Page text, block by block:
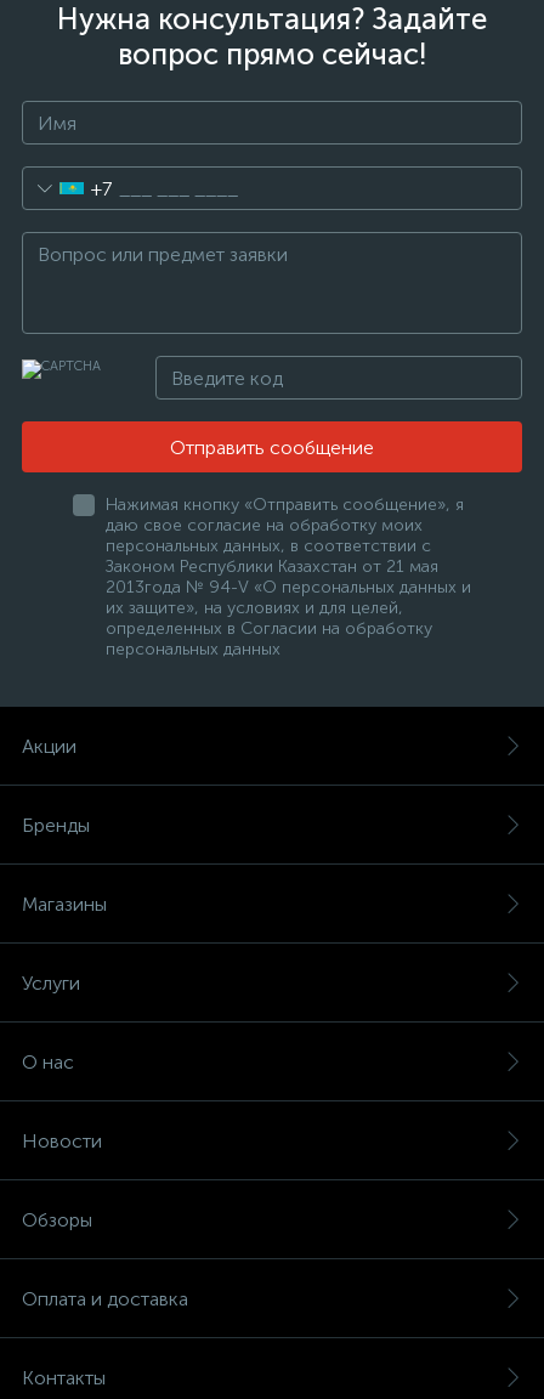
Нужна консультация? Задайте
вопрос прямо сейчас!
+7
Отправить сообщение
Нажимая кнопку «Отправить сообщение», я
даю свое согласие на обработку моих
персональных данных, в соответствии с
Законом Республики Казахстан от 21 мая
2013года № 94-V «О персональных данных и
их защите», на условиях и для целей,
определенных в Согласии на обработку
персональных данных
Акции
Бренды
Магазины
Услуги
О нас
Новости
Обзоры
Оплата и доставка
Контакты